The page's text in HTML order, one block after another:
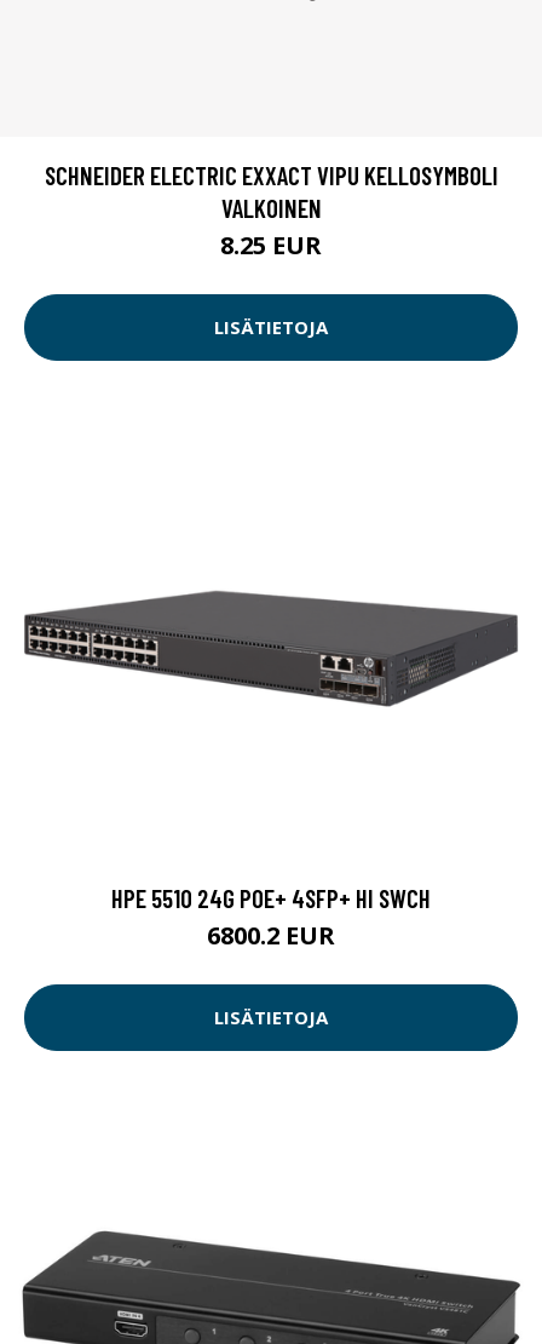
SCHNEIDER ELECTRIC EXXACT VIPU KELLOSYMBOLI
VALKOINEN
8.25 EUR
LISÄTIETOJA
HPE 5510 24G POE+ 4SFP+ HI SWCH
6800.2 EUR
LISÄTIETOJA